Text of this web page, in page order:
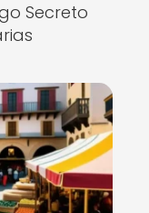
Secreto